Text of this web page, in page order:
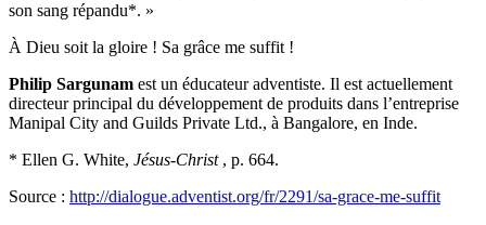
son sang répandu*. »
À Dieu soit la gloire ! Sa grâce me suffit !
Philip Sargunam est un éducateur adventiste. Il est actuellement
directeur principal du développement de produits dans l’entreprise
Manipal City and Guilds Private Ltd., à Bangalore, en Inde.
* Ellen G. White, Jésus-Christ , p. 664.
Source : http://dialogue.adventist.org/fr/2291/sa-grace-me-suffit